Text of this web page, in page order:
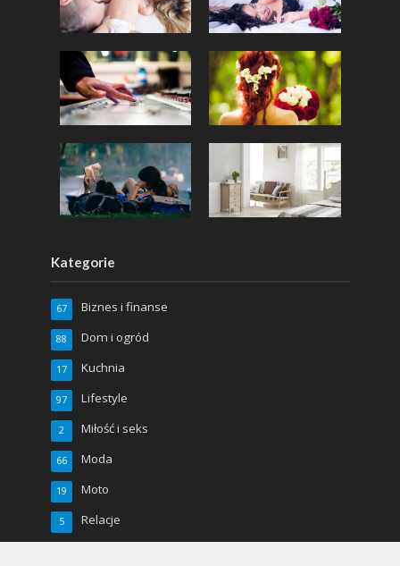
Kategorie
Biznes i finanse
67
Dom i ogród
88
Kuchnia
17
Lifestyle
97
Miłość i seks
2
Moda
66
Moto
19
Relacje
5